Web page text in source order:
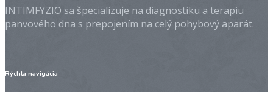
INTIMFYZIO sa špecializuje na diagnostiku a terapiu
panvového dna s prepojením na celý pohybový aparát.
Rýchla navigácia